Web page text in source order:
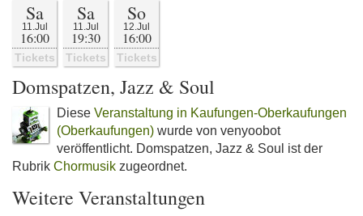
Sa
11.Jul
16:00
Tickets
Sa
11.Jul
19:30
Tickets
So
12.Jul
16:00
Tickets
Domspatzen, Jazz & Soul
Diese Veranstaltung in Kaufungen-Oberkaufungen
(Oberkaufungen) wurde von venyoobot
veröffentlicht. Domspatzen, Jazz & Soul ist der
Rubrik Chormusik zugeordnet.
Weitere Veranstaltungen